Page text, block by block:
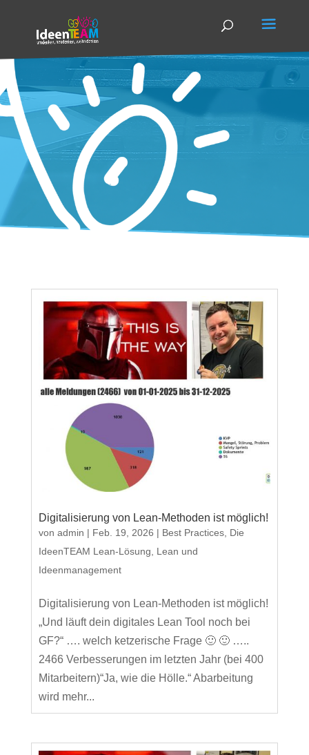
Digitalisierung von Lean-Methoden ist möglich!
von admin | Feb. 19, 2026 | Best Practices, Die
IdeenTEAM Lean-Lösung
Lean und
Ideenmanagement
Digitalisierung von Lean-Methoden ist möglich!
„Und läuft dein digitales Lean Tool noch bei
GF?“ …. welch ketzerische Frage 🙂 🙂 …..
2466 Verbesserungen im letzten Jahr (bei 400
Mitarbeitern)“Ja, wie die Hölle.“ Abarbeitung
wird mehr...